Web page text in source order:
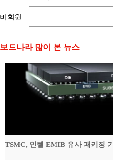
비회원
보드나라 많이 본 뉴스
TSMC, 인텔 EMIB 유사 패키징